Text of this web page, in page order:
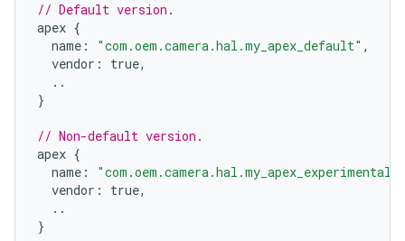
// Default version.
apex {
name : "com.oem.camera.hal.my_apex_default" ,
vendor : true,
..
}
// Non-default version.
apex {
name : "com.oem.camera.hal.my_apex_experimental"
vendor : true,
..
}